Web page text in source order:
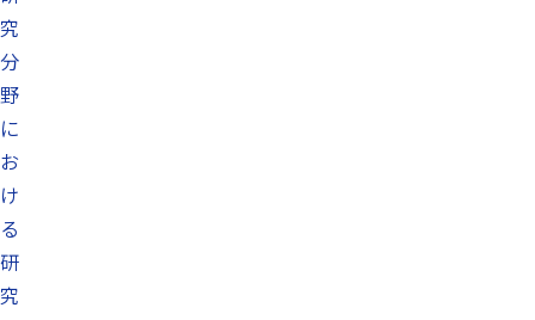
究
分
野
に
お
け
る
研
究